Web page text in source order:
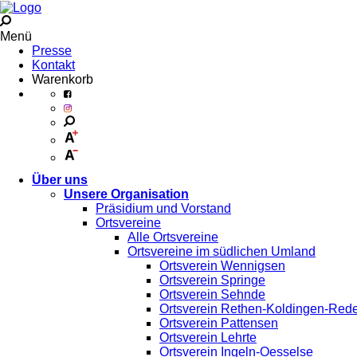
Menü
Presse
Kontakt
Warenkorb
Über uns
Unsere Organisation
Präsidium und Vorstand
Ortsvereine
Alle Ortsvereine
Ortsvereine im südlichen Umland
Ortsverein Wennigsen
Ortsverein Springe
Ortsverein Sehnde
Ortsverein Rethen-Koldingen-
Ortsverein Pattensen
Ortsverein Lehrte
Ortsverein Ingeln-Oesselse